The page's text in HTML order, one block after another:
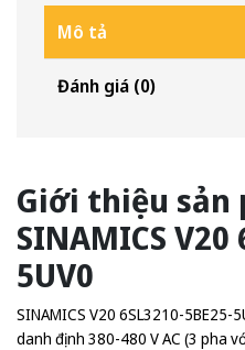
Mô tả
Đánh giá (0)
Giới thiệu sản
SINAMICS V20
5UV0
SINAMICS V20 6SL3210-5BE25-
danh định 380-480 V AC (3 pha